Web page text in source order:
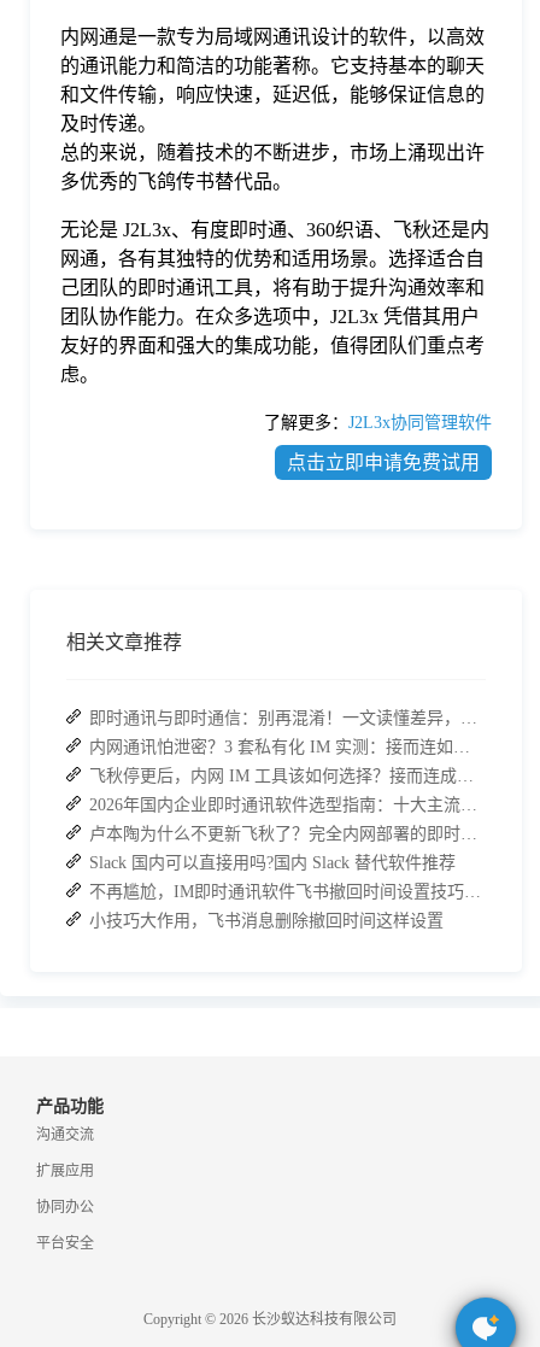
内网通是一款专为局域网通讯设计的软件，以高效
的通讯能力和简洁的功能著称。它支持基本的聊天
和文件传输，响应快速，延迟低，能够保证信息的
及时传递。
总的来说，随着技术的不断进步，市场上涌现出许
多优秀的飞鸽传书替代品。
无论是 J2L3x、有度即时通、360织语、飞秋还是内
网通，各有其独特的优势和适用场景。选择适合自
己团队的即时通讯工具，将有助于提升沟通效率和
团队协作能力。在众多选项中，J2L3x 凭借其用户
友好的界面和强大的集成功能，值得团队们重点考
虑。
了解更多： J2L3x协同管理软件
点击立即申请免费试用
相关文章推荐
Slack 国内可以直接用吗?国内 Slack 替代软件推荐
小技巧大作用，飞书消息删除撤回时间这样设置
产品功能
沟通交流
扩展应用
协同办公
平台安全
Copyright © 2026 长沙蚁达科技有限公司